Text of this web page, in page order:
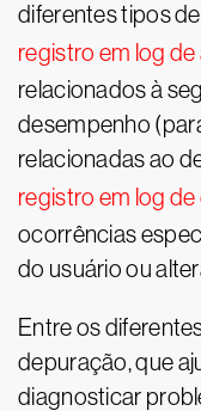
diferentes tipos
registro em log de
relacionados à
desempenho
relacionadas ao
registro em log
ocorrências
do usuário ou
Entre os
depuração, que
diagnosticar